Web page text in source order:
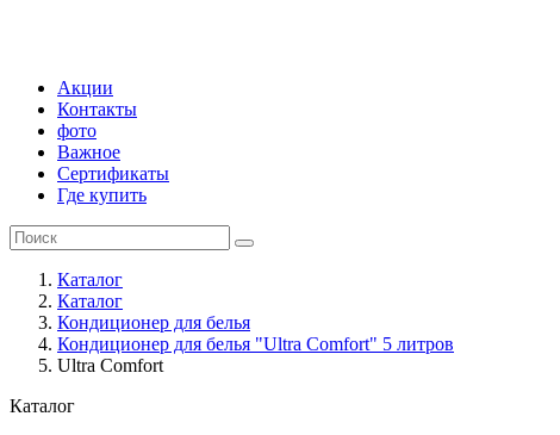
Акции
Контакты
фото
Важное
Сертификаты
Где купить
Каталог
Каталог
Кондиционер для белья
Кондиционер для белья "Ultra Comfort" 5 литров
Ultra Comfort
Каталог